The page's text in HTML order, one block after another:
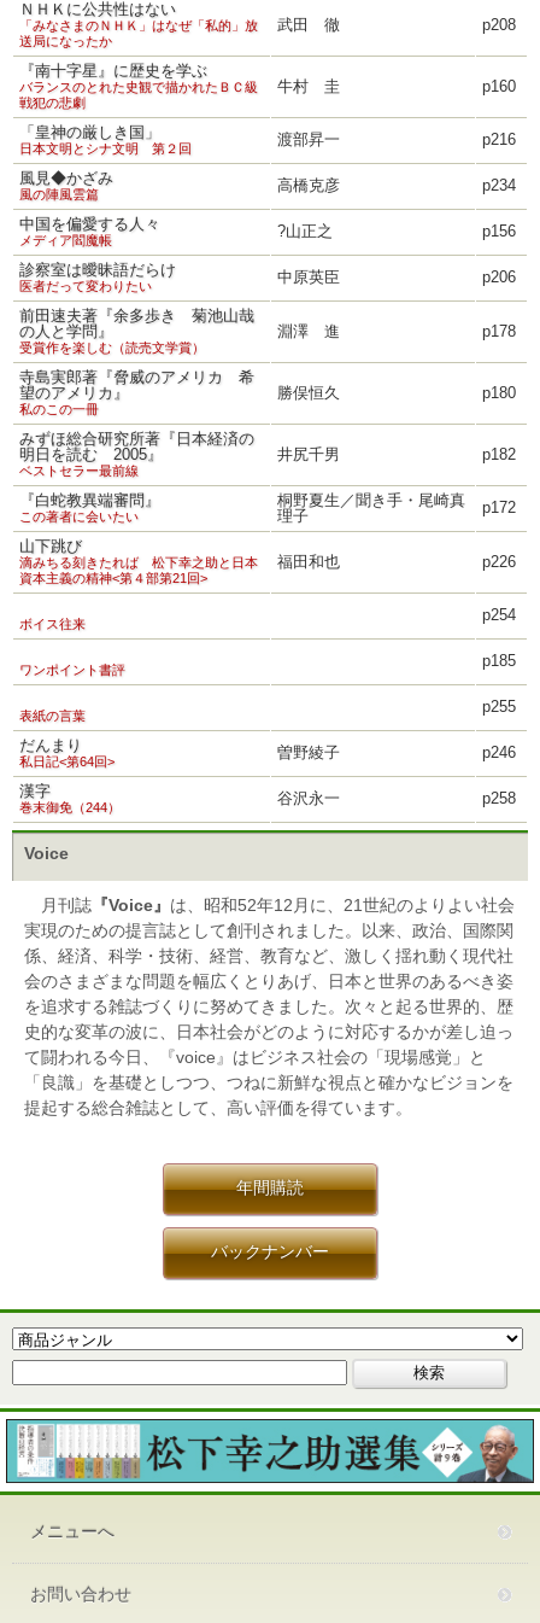
ＮＨＫに公共性はない
「みなさまのＮＨＫ」はなぜ「私的」放
送局になったか
武田 徹 p208
『南十字星』に歴史を学ぶ
バランスのとれた史観で描かれたＢＣ級
戦犯の悲劇
牛村 圭 p160
「皇神の厳しき国」
日本文明とシナ文明 第２回 渡部昇一 p216
風見◆かざみ
風の陣風雲篇 高橋克彦 p234
中国を偏愛する人々
メディア閻魔帳 ?山正之 p156
診察室は曖昧語だらけ
医者だって変わりたい 中原英臣 p206
前田速夫著『余多歩き 菊池山哉
の人と学問』
受賞作を楽しむ（読売文学賞）
淵澤 進 p178
寺島実郎著『脅威のアメリカ 希
望のアメリカ』
私のこの一冊
勝俣恒久 p180
みずほ総合研究所著『日本経済の
明日を読む 2005』
ベストセラー最前線
井尻千男 p182
『白蛇教異端審問』
この著者に会いたい
桐野夏生／聞き手・尾崎真
理子
p172
山下跳び
滴みちる刻きたれば 松下幸之助と日本
資本主義の精神<第４部第21回>
福田和也 p226
ボイス往来 p254
ワンポイント書評 p185
表紙の言葉 p255
だんまり
私日記<第64回> 曽野綾子 p246
漢字
巻末御免（244） 谷沢永一 p258
Voice
月刊誌 『Voice』 は、昭和52年12月に、21世紀のよりよい社会
実現のための提言誌として創刊されました。以来、政治、国際関
係、経済、科学・技術、経営、教育など、激しく揺れ動く現代社
会のさまざまな問題を幅広くとりあげ、日本と世界のあるべき姿
を追求する雑誌づくりに努めてきました。次々と起る世界的、歴
史的な変革の波に、日本社会がどのように対応するかが差し迫っ
て闘われる今日、『voice』はビジネス社会の「現場感覚」と
「良識」を基礎としつつ、つねに新鮮な視点と確かなビジョンを
提起する総合雑誌として、高い評価を得ています。
年間購読
バックナンバー
メニューへ
お問い合わせ